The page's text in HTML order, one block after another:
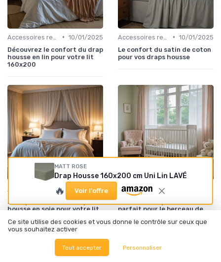
• 10/01/2025
Découvrez le confort du drap
housse en lin pour votre lit
160x200
• 10/01/2025
Le confort du satin de coton
pour vos draps housse
•
23/11/2025
Pourquoi choisir un drap-
housse en soie pour votre lit
Choisir la bonne taille
parfait pour le berceau de
MATT ROSE
Drap Housse 160x200 cm Uni Lin LAVÉ
🔥 Voir l'offre
Ce site utilise des cookies et vous donne le contrôle sur ceux que
vous souhaitez activer
Tout accepter Personnaliser